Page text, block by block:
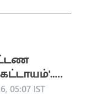
05:07 IST